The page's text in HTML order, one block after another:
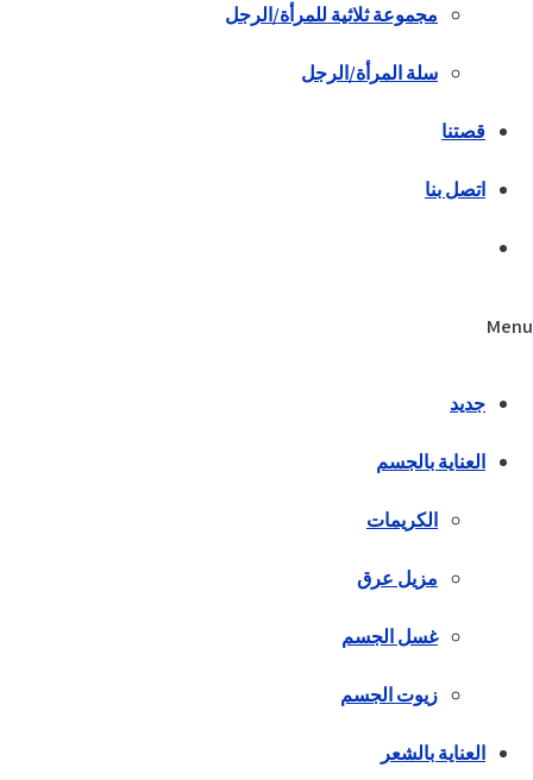
مجموعة ثلاثية للمرأة/الرجل
سلة المرأة/الرجل
قصتنا
اتصل بنا
Menu
جديد
العناية بالجسم
الكريمات
مزيل عرق
غسل الجسم
زيوت الجسم
العناية بالشعر